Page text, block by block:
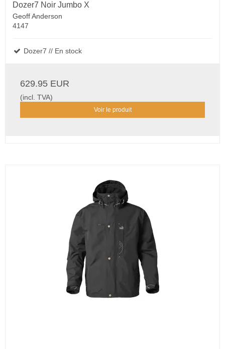
Dozer7 Noir Jumbo X
Geoff Anderson
4147
Dozer7 // En stock
629.95 EUR
(incl. TVA)
Voir le produit